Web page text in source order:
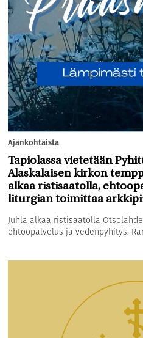
Ajankohtaista
Tapiolassa vietetään
Alaskalaisen kirkon
alkaa ristisaatolla,
liturgian toimittaa
Juhla alkaa ristisaatolla
ehtoopalvelus ja vedenpyhitys.